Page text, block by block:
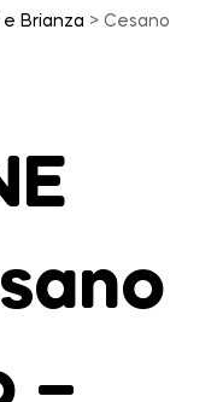
e Brianza > Cesano